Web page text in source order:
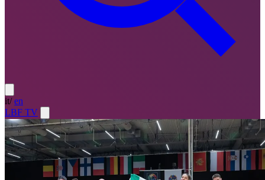
it/ en
LBF TV